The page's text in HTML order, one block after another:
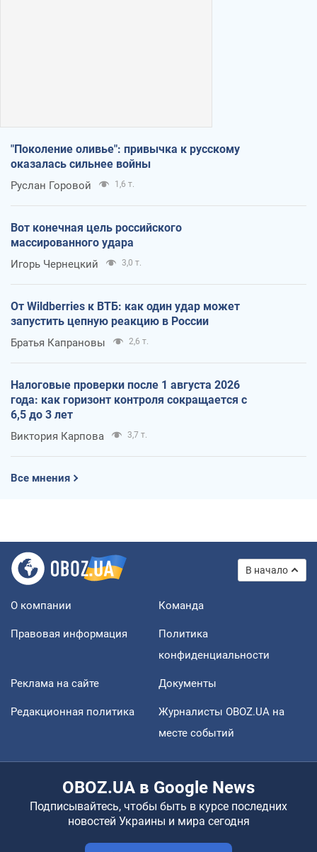
"Поколение оливье": привычка к русскому
оказалась сильнее войны
Руслан Горовой 1,6 т.
Вот конечная цель российского
массированного удара
Игорь Чернецкий 3,0 т.
От Wildberries к ВТБ: как один удар может
запустить цепную реакцию в России
Братья Капрановы 2,6 т.
Налоговые проверки после 1 августа 2026
года: как горизонт контроля сокращается с
6,5 до 3 лет
Виктория Карпова 3,7 т.
Все мнения
В начало
О компании Команда
Правовая информация
Политика
конфиденциальности
Реклама на сайте Документы
Редакционная политика
Журналисты OBOZ.UA на
месте событий
OBOZ.UA в Google News
Подписывайтесь, чтобы быть в курсе последних
новостей Украины и мира сегодня